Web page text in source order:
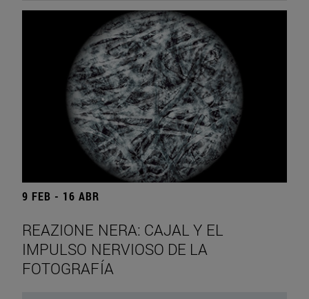
9 FEB - 16 ABR
REAZIONE NERA: CAJAL Y EL
IMPULSO NERVIOSO DE LA
FOTOGRAFÍA